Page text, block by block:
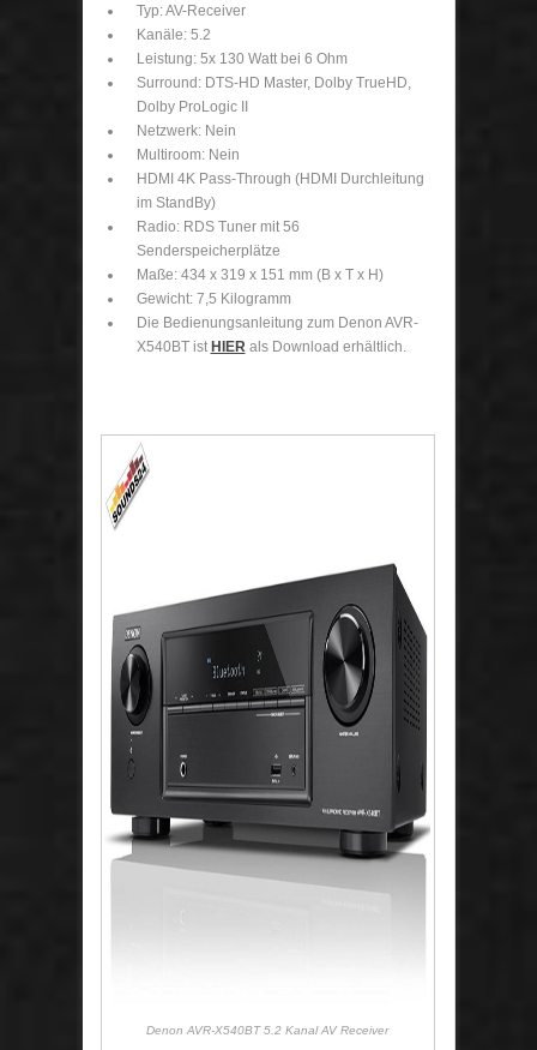
Typ: AV-Receiver
Kanäle: 5.2
Leistung: 5x 130 Watt bei 6 Ohm
Surround: DTS-HD Master, Dolby TrueHD,
Dolby ProLogic II
Netzwerk: Nein
Multiroom: Nein
HDMI 4K Pass-Through (HDMI Durchleitung
im StandBy)
Radio: RDS Tuner mit 56
Senderspeicherplätze
Maße: 434 x 319 x 151 mm (B x T x H)
Gewicht: 7,5 Kilogramm
Die Bedienungsanleitung zum Denon AVR-
X540BT ist HIERals Download erhältlich.
Denon AVR-X540BT 5.2 Kanal AV Receiver